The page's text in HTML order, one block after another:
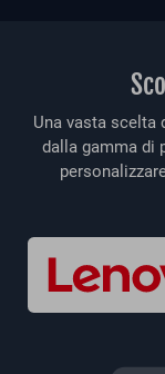
Una vasta scelta
dalla gamma di